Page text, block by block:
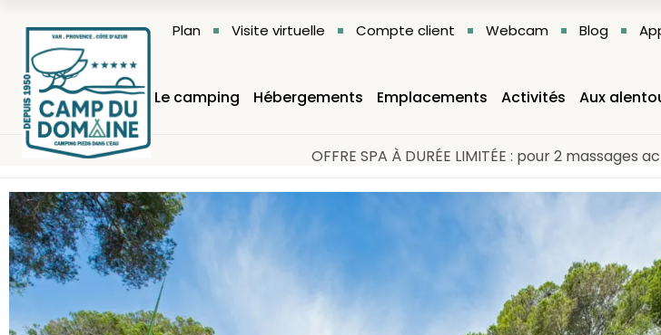
Plan Visite virtuelle Compte client Webcam Blog
Le camping Hébergements Emplacements Activités Aux
OFFRE SPA À DURÉE LIMITÉE : pour 2 massages